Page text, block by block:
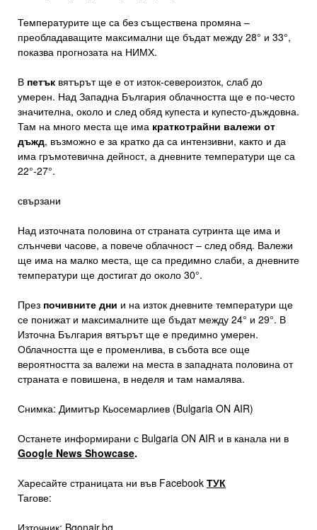
Температурите ще са без съществена промяна –
преобладаващите максимални ще бъдат между 28° и 33°,
показва прогнозата на НИМХ.
В петък вятърът ще е от изток-североизток, слаб до
умерен. Над Западна България облачността ще е по-често
значителна, около и след обяд купеста и купесто-дъждовна.
Там на много места ще има краткотрайни валежи от
дъжд, възможно е за кратко да са интензивни, както и да
има гръмотевична дейност, а дневните температури ще са
22°-27°.
свързани
Над източната половина от страната сутринта ще има и
слънчеви часове, а повече облачност – след обяд. Валежи
ще има на малко места, ще са предимно слаби, а дневните
температури ще достигат до около 30°.
През почивните дни и на изток дневните температури ще
се понижат и максималните ще бъдат между 24° и 29°. В
Източна България вятърът ще е предимно умерен.
Облачността ще е променлива, в събота все още
вероятността за валежи на места в западната половина от
страната е повишена, в неделя и там намалява.
Снимка: Димитър Кьосемарлиев (Bulgaria ON AIR)
Останете информирани с Bulgaria ON AIR и в канала ни в
Google News Showcase.
Харесайте страницата ни във Facebook ТУК
Тагове:
Източник: Bgonair.bg